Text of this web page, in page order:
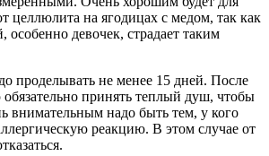
целлюлита на ягодицах с медом, так как
особенно девочек, страдает таким
проделывать не менее 15 дней. После
обязательно принять теплый душ, чтобы
внимательным надо быть тем, у кого
реакцию. В этом случае от